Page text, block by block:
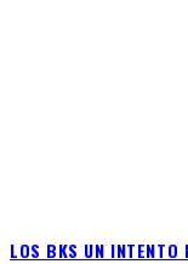
LOS BKS UN INTENTO